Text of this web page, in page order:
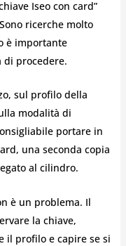
Iseo con card”
ricerche molto
è importante
procedere.
sul profilo della
modalità di
portare in
una seconda copia
al cilindro.
è un problema. Il
la chiave,
il profilo e capire se si